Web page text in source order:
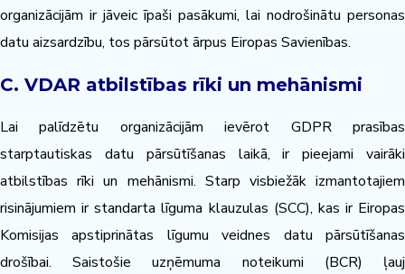
organizācijām ir jāveic īpaši pasākumi, lai nodrošinātu personas
datu aizsardzību, tos pārsūtot ārpus Eiropas Savienības.
C. VDAR atbilstības rīki un mehānismi
Lai palīdzētu organizācijām ievērot GDPR prasības
starptautiskas datu pārsūtīšanas laikā, ir pieejami vairāki
atbilstības rīki un mehānismi. Starp visbiežāk izmantotajiem
risinājumiem ir standarta līguma klauzulas (SCC), kas ir Eiropas
Komisijas apstiprinātas līgumu veidnes datu pārsūtīšanas
drošībai. Saistošie uzņēmuma noteikumi (BCR) ļauj